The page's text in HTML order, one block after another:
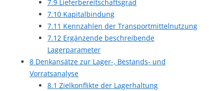
7.9 Lieferbereitschaftsgrad
7.10 Kapitalbindung
7.11 Kennzahlen der Transportmittelnutzung
7.12 Ergänzende beschreibende
Lagerparameter
8 Denkansätze zur Lager-, Bestands- und
Vorratsanalyse
8.1 Zielkonflikte der Lagerhaltung